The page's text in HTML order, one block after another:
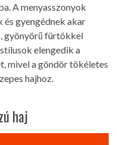
A menyasszonyok
gyengédnek akar
gyönyörű fürtökkel
elengedik a
mivel a göndör tökéletes
hajhoz.
haj